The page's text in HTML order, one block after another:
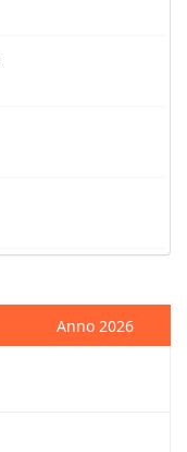
Anno 2026